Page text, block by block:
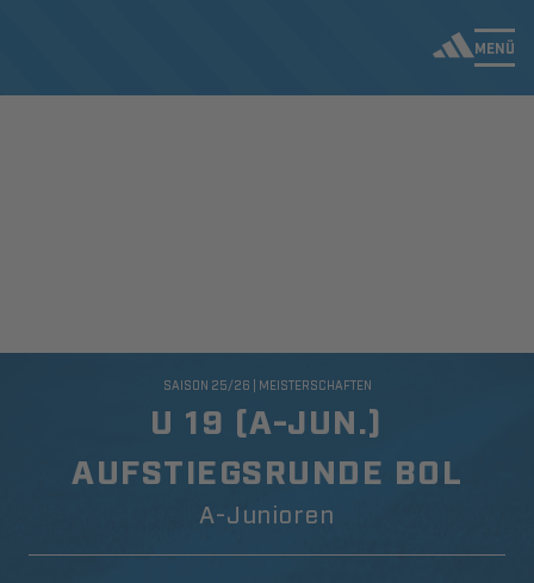
MENÜ
U 19 (A-JUN.)
AUFSTIEGSRUNDE BOL
A-Junioren
SAISON 25/26 | MEISTERSCHAFTEN